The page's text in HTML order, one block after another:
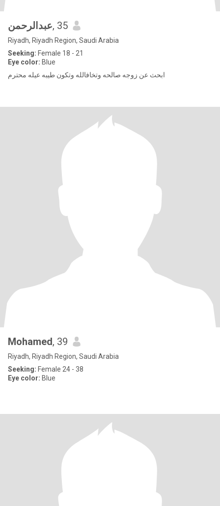
عبدالرحمن, 35
Riyadh, Riyadh Region, Saudi Arabia
Seeking: Female 18 - 21
Eye color: Blue
ابحث عن زوجه صالحه وتخافالله وتكون طيبه عيله محترم
Mohamed, 39
Riyadh, Riyadh Region, Saudi Arabia
Seeking: Female 24 - 38
Eye color: Blue